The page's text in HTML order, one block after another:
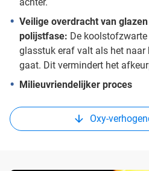
Veilige overdracht van
polijstfase: De
glasstuk eraf valt als het
gaat. Dit vermindert het
Milieuvriendelijker proces
Oxy-